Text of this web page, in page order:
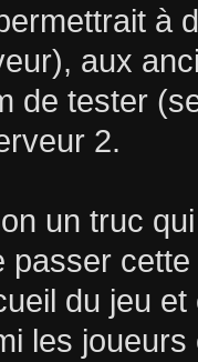
à
aux
de tester
2.
un truc
passer
du jeu
les